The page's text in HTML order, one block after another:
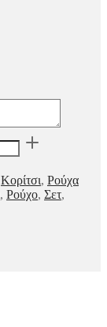
Κορίτσι, Ρούχα
, Ρούχο, Σετ,